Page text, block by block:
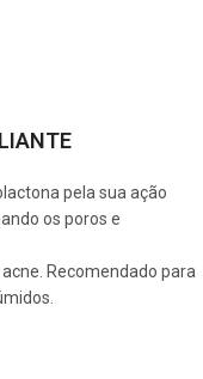
pela sua ação
os poros e
Recomendado para